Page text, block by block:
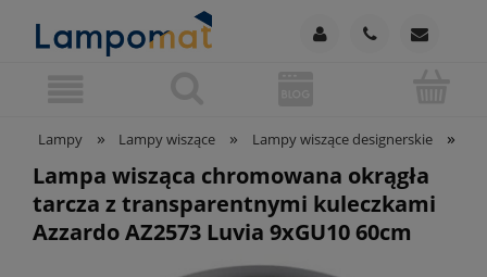
Lampy » Lampy wiszące » Lampy wiszące designerskie »
Lampa wisząca chromowana okrągła
tarcza z transparentnymi kuleczkami
Azzardo AZ2573 Luvia 9xGU10 60cm